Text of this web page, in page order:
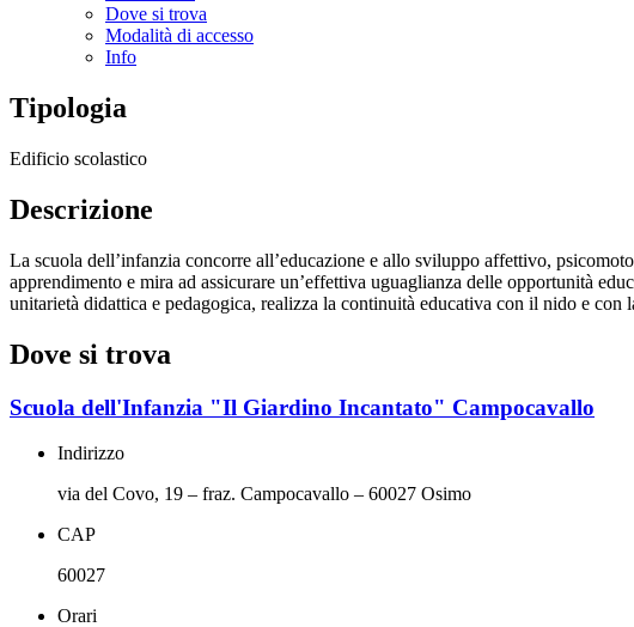
Dove si trova
Modalità di accesso
Info
Tipologia
Edificio scolastico
Descrizione
La scuola dell’infanzia concorre all’educazione e allo sviluppo affettivo,
apprendimento e mira ad assicurare un’effettiva uguaglianza delle opportunità
unitarietà didattica e pedagogica, realizza la continuità educativa con il nido e con
Dove si trova
Scuola dell'Infanzia "Il Giardino Incantato" Campocavallo
Indirizzo
via del Covo, 19 – fraz. Campocavallo – 60027 Osimo
CAP
60027
Orari